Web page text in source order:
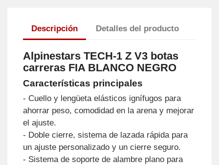
Descripción Detalles del producto
Alpinestars TECH-1 Z V3 botas
carreras FIA BLANCO NEGRO
Características principales
- Cuello y lengüeta elásticos ignífugos para
ahorrar peso, comodidad en la arena y mejorar
el ajuste.
- Doble cierre, sistema de lazada rápida para
un ajuste personalizado y un cierre seguro.
- Sistema de soporte de alambre plano para